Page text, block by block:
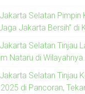
Selatan Pimpin
Jakarta Bersih” di
Selatan Tinjau
Nataru di Wilayahnya.
Selatan Tinjau
di Pancoran,